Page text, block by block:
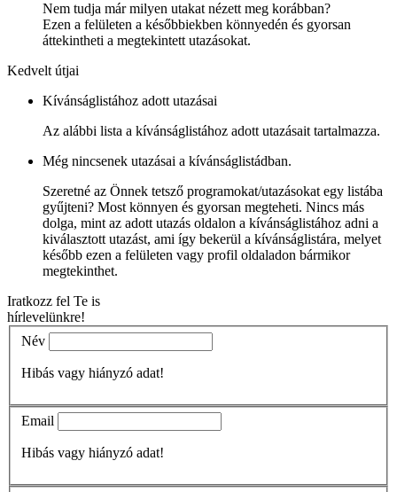
Nem tudja már milyen utakat nézett meg korábban?
Ezen a felületen a későbbiekben könnyedén és gyorsan
áttekintheti a megtekintett utazásokat.
Kedvelt útjai
Kívánságlistához adott utazásai
Az alábbi lista a kívánságlistához adott utazásait tartalmazza.
Még nincsenek utazásai a kívánságlistádban.
Szeretné az Önnek tetsző programokat/utazásokat egy listába
gyűjteni? Most könnyen és gyorsan megteheti. Nincs más
dolga, mint az adott utazás oldalon a kívánságlistához adni a
kiválasztott utazást, ami így bekerül a kívánságlistára, melyet
később ezen a felületen vagy profil oldaladon bármikor
megtekinthet.
Iratkozz fel Te is
hírlevelünkre!
Név
Hibás vagy hiányzó adat!
Email
Hibás vagy hiányzó adat!